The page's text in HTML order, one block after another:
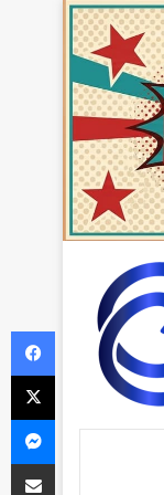
Facebook
X
Messenger
Compartir via Email